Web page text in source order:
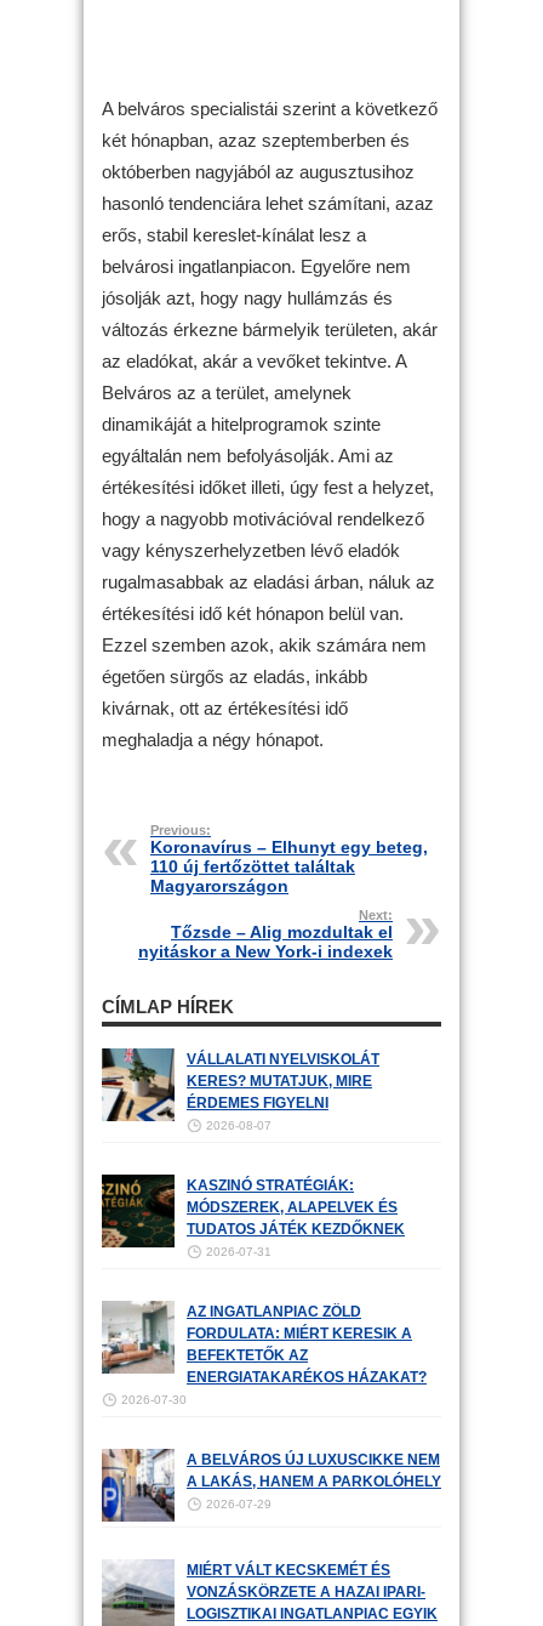
A belváros specialistái szerint a következő
két hónapban, azaz szeptemberben és
októberben nagyjából az augusztusihoz
hasonló tendenciára lehet számítani, azaz
erős, stabil kereslet-kínálat lesz a
belvárosi ingatlanpiacon. Egyelőre nem
jósolják azt, hogy nagy hullámzás és
változás érkezne bármelyik területen, akár
az eladókat, akár a vevőket tekintve. A
Belváros az a terület, amelynek
dinamikáját a hitelprogramok szinte
egyáltalán nem befolyásolják. Ami az
értékesítési időket illeti, úgy fest a helyzet,
hogy a nagyobb motivációval rendelkező
vagy kényszerhelyzetben lévő eladók
rugalmasabbak az eladási árban, náluk az
értékesítési idő két hónapon belül van.
Ezzel szemben azok, akik számára nem
égetően sürgős az eladás, inkább
kivárnak, ott az értékesítési idő
meghaladja a négy hónapot.
Previous:
Koronavírus – Elhunyt egy beteg,
110 új fertőzöttet találtak
Magyarországon
Next:
Tőzsde – Alig mozdultak el
nyitáskor a New York-i indexek
CÍMLAP HÍREK
VÁLLALATI NYELVISKOLÁT
KERES? MUTATJUK, MIRE
ÉRDEMES FIGYELNI
2026-08-07
KASZINÓ STRATÉGIÁK:
MÓDSZEREK, ALAPELVEK ÉS
TUDATOS JÁTÉK KEZDŐKNEK
2026-07-31
AZ INGATLANPIAC ZÖLD
FORDULATA: MIÉRT KERESIK A
BEFEKTETŐK AZ
ENERGIATAKARÉKOS HÁZAKAT?
2026-07-30
A BELVÁROS ÚJ LUXUSCIKKE NEM
A LAKÁS, HANEM A PARKOLÓHELY
2026-07-29
MIÉRT VÁLT KECSKEMÉT ÉS
VONZÁSKÖRZETE A HAZAI IPARI-
LOGISZTIKAI INGATLANPIAC EGYIK